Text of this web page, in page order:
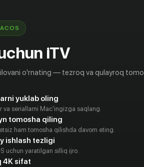
iTV
o'rnating — tezroq va qulayroq
yuklab oling
va seriallarni Mac'ingizga saqlang.
tomosha qiling
ham tomosha qilishda davom eting.
ishlash tezligi
uchun yaratilgan silliq ijro.
4K sifat